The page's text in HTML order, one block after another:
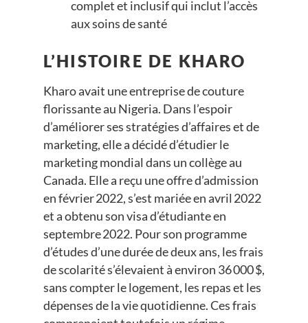
complet et inclusif qui inclut l’accès
aux soins de santé
L’HISTOIRE DE KHARO
Kharo avait une entreprise de couture
florissante au Nigeria. Dans l’espoir
d’améliorer ses stratégies d’affaires et de
marketing, elle a décidé d’étudier le
marketing mondial dans un collège au
Canada. Elle a reçu une offre d’admission
en février 2022, s’est mariée en avril 2022
et a obtenu son visa d’étudiante en
septembre 2022. Pour son programme
d’études d’une durée de deux ans, les frais
de scolarité s’élevaient à environ 36 000 $,
sans compter le logement, les repas et les
dépenses de la vie quotidienne. Ces frais